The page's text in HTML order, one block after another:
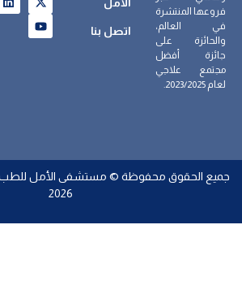
فروعها المنتشرة
في العالم،
والحائزة على
جائزة أفضل
مجتمع علاجي
لعام 2023/2025.
اتصل بنا
جميع الحقوق محفوظة © مستشفى الأمل للطب
2026